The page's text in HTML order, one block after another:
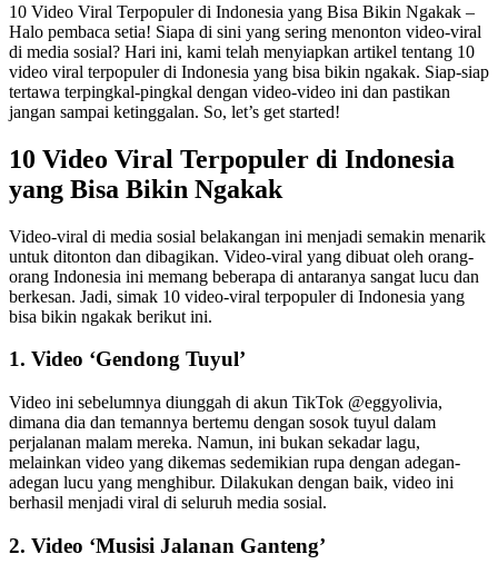
10 Video Viral Terpopuler di Indonesia yang Bisa Bikin Ngakak –
Halo pembaca setia! Siapa di sini yang sering menonton video-viral
di media sosial? Hari ini, kami telah menyiapkan artikel tentang 10
video viral terpopuler di Indonesia yang bisa bikin ngakak. Siap-siap
tertawa terpingkal-pingkal dengan video-video ini dan pastikan
jangan sampai ketinggalan. So, let’s get started!
10 Video Viral Terpopuler di Indonesia
yang Bisa Bikin Ngakak
Video-viral di media sosial belakangan ini menjadi semakin menarik
untuk ditonton dan dibagikan. Video-viral yang dibuat oleh orang-
orang Indonesia ini memang beberapa di antaranya sangat lucu dan
berkesan. Jadi, simak 10 video-viral terpopuler di Indonesia yang
bisa bikin ngakak berikut ini.
1. Video ‘Gendong Tuyul’
Video ini sebelumnya diunggah di akun TikTok @eggyolivia,
dimana dia dan temannya bertemu dengan sosok tuyul dalam
perjalanan malam mereka. Namun, ini bukan sekadar lagu,
melainkan video yang dikemas sedemikian rupa dengan adegan-
adegan lucu yang menghibur. Dilakukan dengan baik, video ini
berhasil menjadi viral di seluruh media sosial.
2. Video ‘Musisi Jalanan Ganteng’